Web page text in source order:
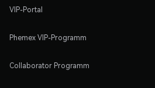
VIP-Portal
Phemex VIP-Programm
Collaborator Programm